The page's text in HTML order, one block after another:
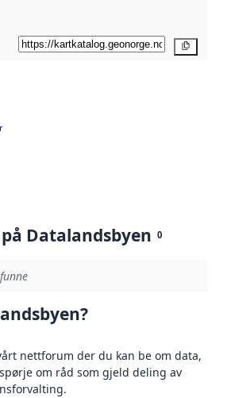
Datalandsbyen 0
nettforum der du kan be om data,
om råd som gjeld deling av